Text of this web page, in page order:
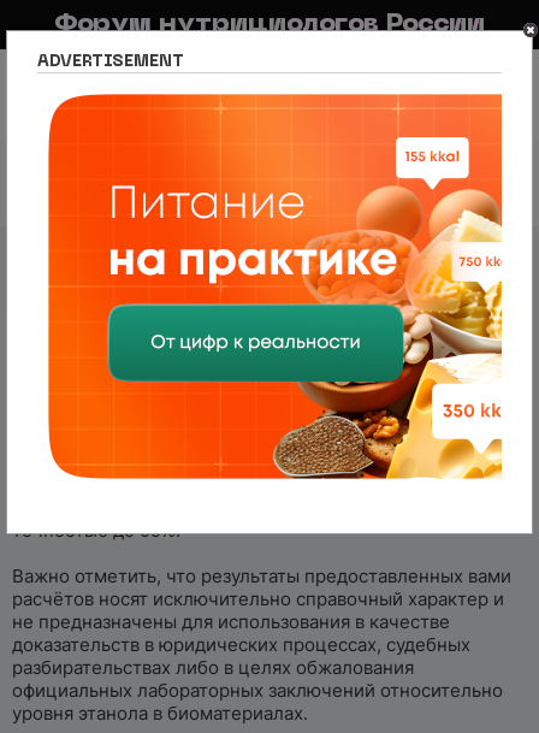
Форум нутрициологов России
FAQ Правила
Новостной портал Список разделов Алкогольный калькулятор
Алкогольный калькулятор
Профессиональный алкогольный калькулятор
предназначен для расчёта максимальной концентрации
алкоголя в организме человека, выраженной в промилле
(‰), процентах содержания алкоголя в крови (%BAC) и
миллиграммах на литр в выдыхаемом воздухе после
потребления определённого объёма алкогольных
напитков. Дополнительно производится расчёт времени
полного вывода алкоголя из организма. Все расчеты
выполняются согласно всемирно принятой методике
точностью до 99%.
Важно отметить, что результаты предоставленных вами
расчётов носят исключительно справочный характер и
не предназначены для использования в качестве
доказательств в юридических процессах, судебных
разбирательствах либо в целях обжалования
официальных лабораторных заключений относительно
уровня этанола в биоматериалах.
ADVERTISEMENT